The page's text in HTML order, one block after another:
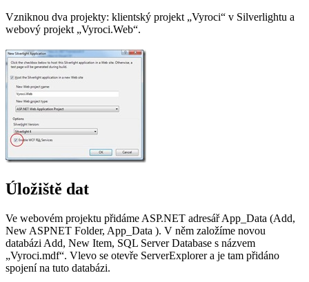
Vzniknou dva projekty: klientský projekt „Vyroci“ v Silverlightu a
webový projekt „Vyroci.Web“.
Úložiště dat
Ve webovém projektu přidáme ASP.NET adresář App_Data (Add,
New ASPNET Folder, App_Data ). V něm založíme novou
databázi Add, New Item, SQL Server Database s názvem
„Vyroci.mdf“. Vlevo se otevře ServerExplorer a je tam přidáno
spojení na tuto databázi.